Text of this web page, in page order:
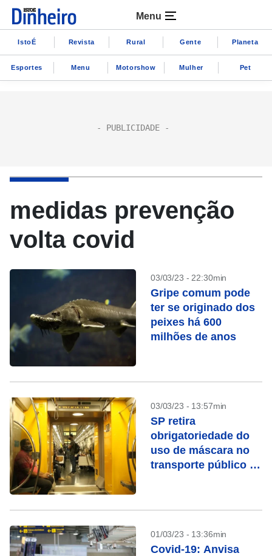
Menu
IstoÉ Revista Rural Gente Planeta
Esportes Menu Motorshow Mulher Pet
medidas prevenção
volta covid
03/03/23 - 22:30min
Gripe comum pode
ter se originado dos
peixes há 600
milhões de anos
03/03/23 - 13:57min
SP retira
obrigatoriedade do
uso de máscara no
transporte público a
01/03/23 - 13:36min
Covid-19: Anvisa